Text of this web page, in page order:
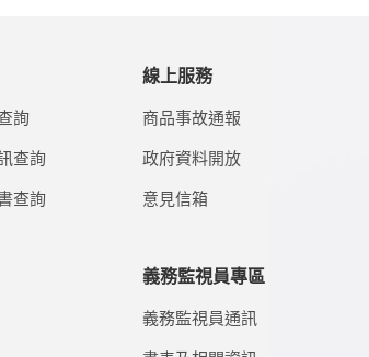
詢
查詢
查詢
線上服務
商品事故通報
政府資料開放
意見信箱
義務監視員專區
義務監視員通訊